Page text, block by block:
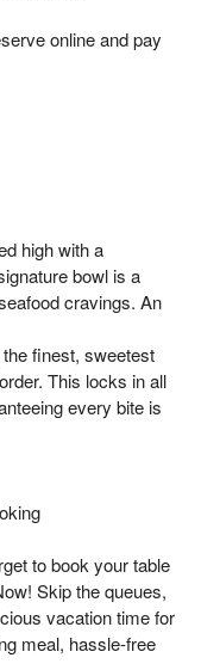
online and pay
high with a
bowl is a
cravings. An
finest, sweetest
This locks in all
every bite is
to book your table
Skip the queues,
vacation time for
meal, hassle-free